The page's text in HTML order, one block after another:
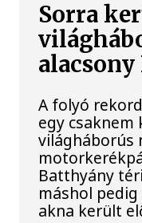
Sorra
A folyó
egy
világháborús
Batthyány
máshol
akna került